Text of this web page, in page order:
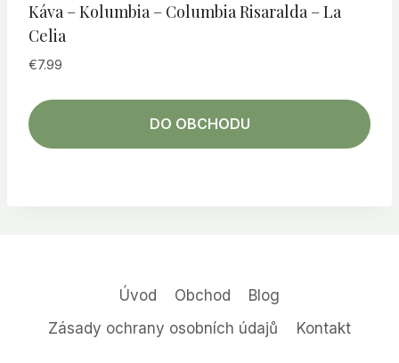
Káva – Kolumbia – Columbia Risaralda – La
Celia
€7.99
DO OBCHODU
Úvod Obchod
Blog
Zásady ochrany osobních údajů
Kontakt